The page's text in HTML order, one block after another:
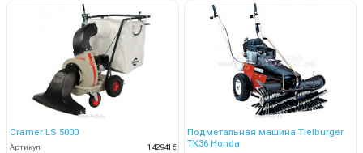
Cramer LS 5000
Артикул
1429416
Подметальная машина Tielburger
TK36 Honda